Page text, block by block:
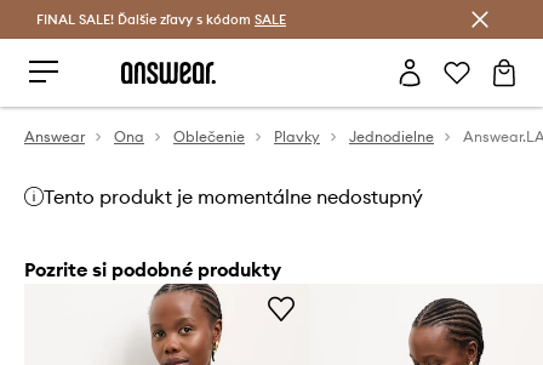
Šetrite s Answear Club >
FINAL SALE! Ďalšie zľavy s kódom SALE
Answear Ona Oblečenie Plavky Jednodielne
Tento produkt je momentálne nedostupný
Pozrite si podobné produkty